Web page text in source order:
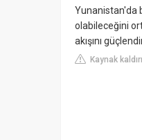
Yunanistan'da
olabileceğini
akışını
Kaynak